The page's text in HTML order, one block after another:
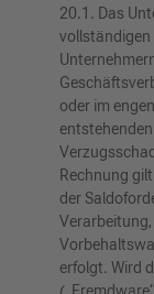
20.1. Das
vollständigen
oder im
Rechnung
der
erfolgt. Wird